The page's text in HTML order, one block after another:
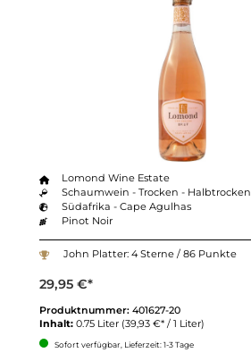
Lomond Wine Estate
Schaumwein - Trocken - Halbtrocken
Südafrika - Cape Agulhas
Pinot Noir
John Platter: 4 Sterne / 86 Punkte
29,95 €*
Produktnummer: 401627-20
Inhalt: 0.75 Liter (39,93 €* / 1 Liter)
Sofort verfügbar, Lieferzeit: 1-3 Tage